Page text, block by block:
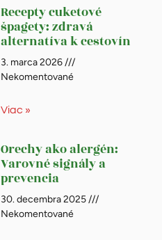
Recepty cuketové
špagety: zdravá
alternatíva k cestovín
3. marca 2026
Nekomentované
Viac »
Orechy ako alergén:
Varovné signály a
prevencia
30. decembra 2025
Nekomentované